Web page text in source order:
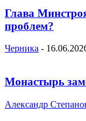
Глава
проблем?
Черника -
Монастырь
Александр